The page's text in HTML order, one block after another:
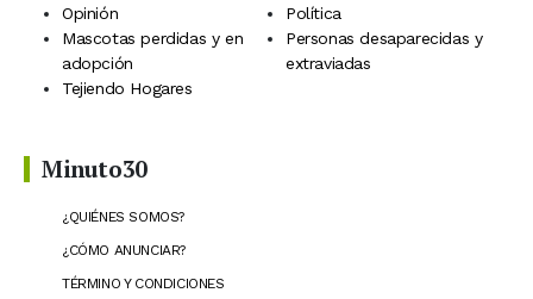
Opinión
Política
Mascotas perdidas y en
adopción
Personas desaparecidas y
extraviadas
Tejiendo Hogares
Minuto30
¿QUIÉNES SOMOS?
¿CÓMO ANUNCIAR?
TÉRMINO Y CONDICIONES